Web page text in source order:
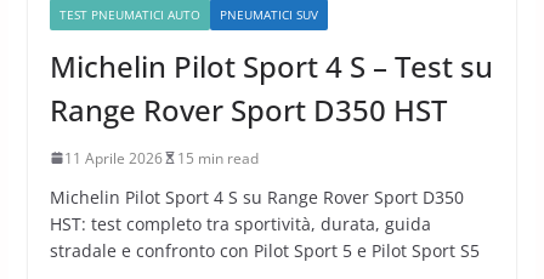
TEST PNEUMATICI AUTO PNEUMATICI SUV
Michelin Pilot Sport 4 S – Test su
Range Rover Sport D350 HST
11 Aprile 2026 15 min read
Michelin Pilot Sport 4 S su Range Rover Sport D350
HST: test completo tra sportività, durata, guida
stradale e confronto con Pilot Sport 5 e Pilot Sport S5